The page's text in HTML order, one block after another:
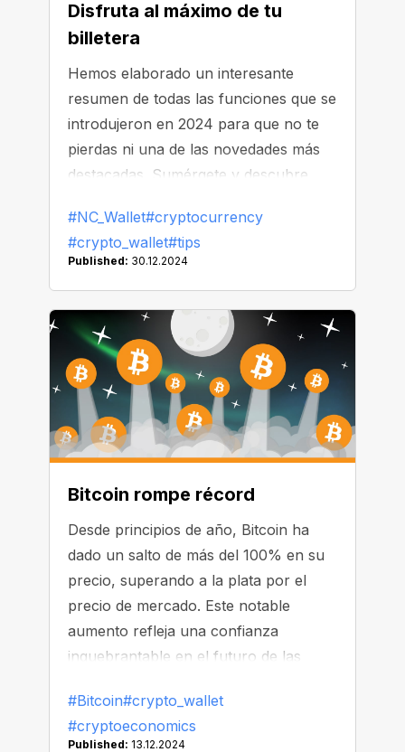
Disfruta al máximo de tu
billetera
Hemos elaborado un interesante
resumen de todas las funciones que se
introdujeron en 2024 para que no te
pierdas ni una de las novedades más
destacadas. Sumérgete y descubre
billetera.
#NC_Wallet#cryptocurrency
#crypto_wallet#tips
Published: 30.12.2024
Bitcoin rompe récord
Desde principios de año, Bitcoin ha
dado un salto de más del 100% en su
precio, superando a la plata por el
precio de mercado. Este notable
aumento refleja una confianza
inquebrantable en el futuro de las
todos a abrazar las posibilidades que
se avecinan.
#Bitcoin#crypto_wallet
#cryptoeconomics
Published: 13.12.2024